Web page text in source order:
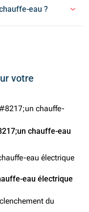
eau ?
votre
chauffe-eau
eau électrique